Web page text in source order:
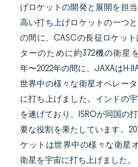
げロケットの開発と展開を担
高い打ち上げロケットの一つ
の間に、CASCの長征ロケッ
ターのために約372機の衛星
年〜2022年の間に、JAXAはH-
世界中の様々な衛星オペレー
に打ち上げました。インドの
を遂げており、ISROが同国の
要な役割を果たしています。
ケットは世界中の様々な衛星
衛星を宇宙に打ち上げました。